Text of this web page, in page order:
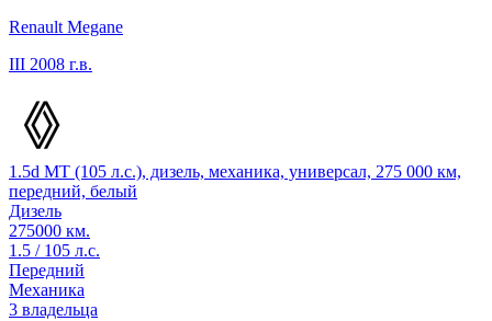
Renault Megane
III 2008 г.в.
1.5d MT (105 л.с.), дизель, механика, универсал, 275 000 км,
передний, белый
Дизель
275000 км.
1.5 / 105 л.с.
Передний
Механика
3 владельца